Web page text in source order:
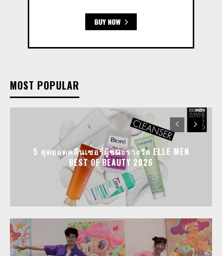
MOST POPULAR
5 สุดยอดคลีนเซอร์ผู้ชนะรางวัล ELLE MEN
BEST OF BEAUTY 2026